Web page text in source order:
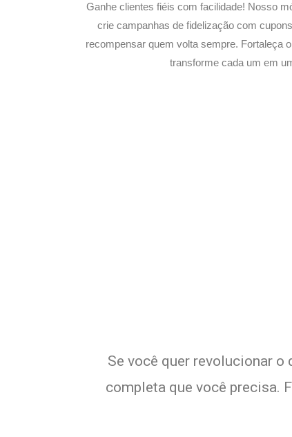
Ganhe clientes fiéis com facilidade! Nosso
crie campanhas de fidelização com
recompensar quem volta sempre. Fortaleça
transforme cada um em
Se você quer revolucionar o
completa que você precisa.